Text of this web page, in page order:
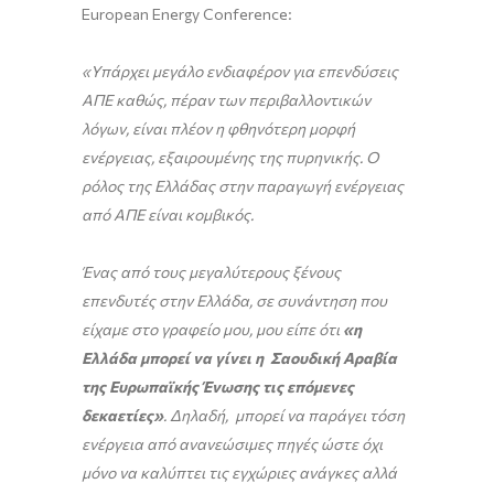
European Energy Conference:
«Υπάρχει μεγάλο ενδιαφέρον για επενδύσεις
ΑΠΕ καθώς, πέραν των περιβαλλοντικών
λόγων, είναι πλέον η φθηνότερη μορφή
ενέργειας, εξαιρουμένης της πυρηνικής. Ο
ρόλος της Ελλάδας στην παραγωγή ενέργειας
από ΑΠΕ είναι κομβικός.
Ένας από τους μεγαλύτερους ξένους
επενδυτές στην Ελλάδα, σε συνάντηση που
είχαμε στο γραφείο μου, μου είπε ότι «η
Ελλάδα μπορεί να γίνει η Σαουδική Αραβία
της Ευρωπαϊκής Ένωσης τις επόμενες
δεκαετίες». Δηλαδή, μπορεί να παράγει τόση
ενέργεια από ανανεώσιμες πηγές ώστε όχι
μόνο να καλύπτει τις εγχώριες ανάγκες αλλά